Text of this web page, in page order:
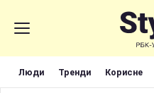
Люди Тренди Корисне